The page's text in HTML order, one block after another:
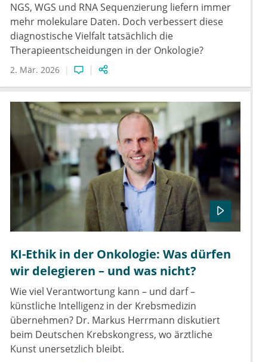
NGS, WGS und RNA Sequenzierung liefern immer
mehr molekulare Daten. Doch verbessert diese
diagnostische Vielfalt tatsächlich die
Therapieentscheidungen in der Onkologie?
2. Mär. 2026
KI-Ethik in der Onkologie: Was dürfen
wir delegieren – und was nicht?
Wie viel Verantwortung kann – und darf –
künstliche Intelligenz in der Krebsmedizin
übernehmen? Dr. Markus Herrmann diskutiert
beim Deutschen Krebskongress, wo ärztliche
Kunst unersetzlich bleibt.